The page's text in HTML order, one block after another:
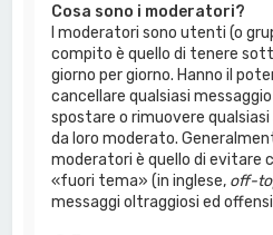
Cosa sono i moderatori?
I moderatori sono utenti (o
compito è quello di tenere
giorno per giorno. Hanno il
cancellare qualsiasi
spostare o rimuovere
da loro moderato.
moderatori è quello di evitare
«fuori tema» (in inglese, off-
messaggi oltraggiosi ed